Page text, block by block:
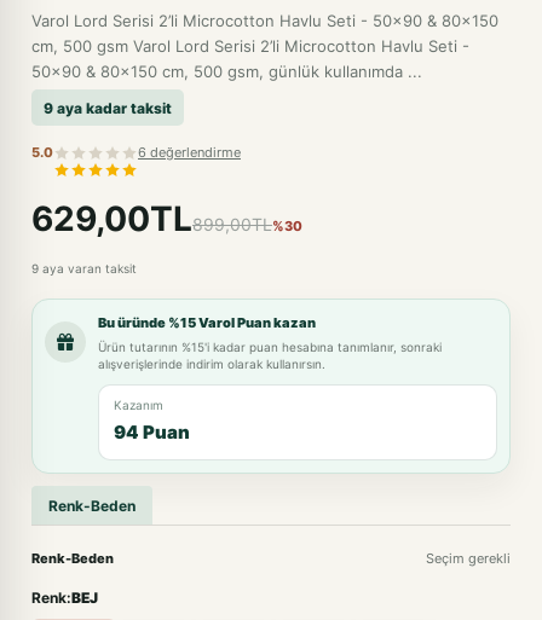
Varol Lord Serisi 2’li Microcotton Havlu Seti - 50x90 & 80x150
cm, 500 gsm Varol Lord Serisi 2’li Microcotton Havlu Seti -
50x90 & 80x150 cm, 500 gsm, günlük kullanımda ...
9 aya kadar taksit
5.0 6 değerlendirme
629,00TL899,00TL%30
9 aya varan taksit
Bu üründe %15 Varol Puan kazan
Ürün tutarının %15'i kadar puan hesabına tanımlanır, sonraki
alışverişlerinde indirim olarak kullanırsın.
Kazanım
94 Puan
Renk-Beden
Renk-Beden Seçim gerekli
Renk:BEJ